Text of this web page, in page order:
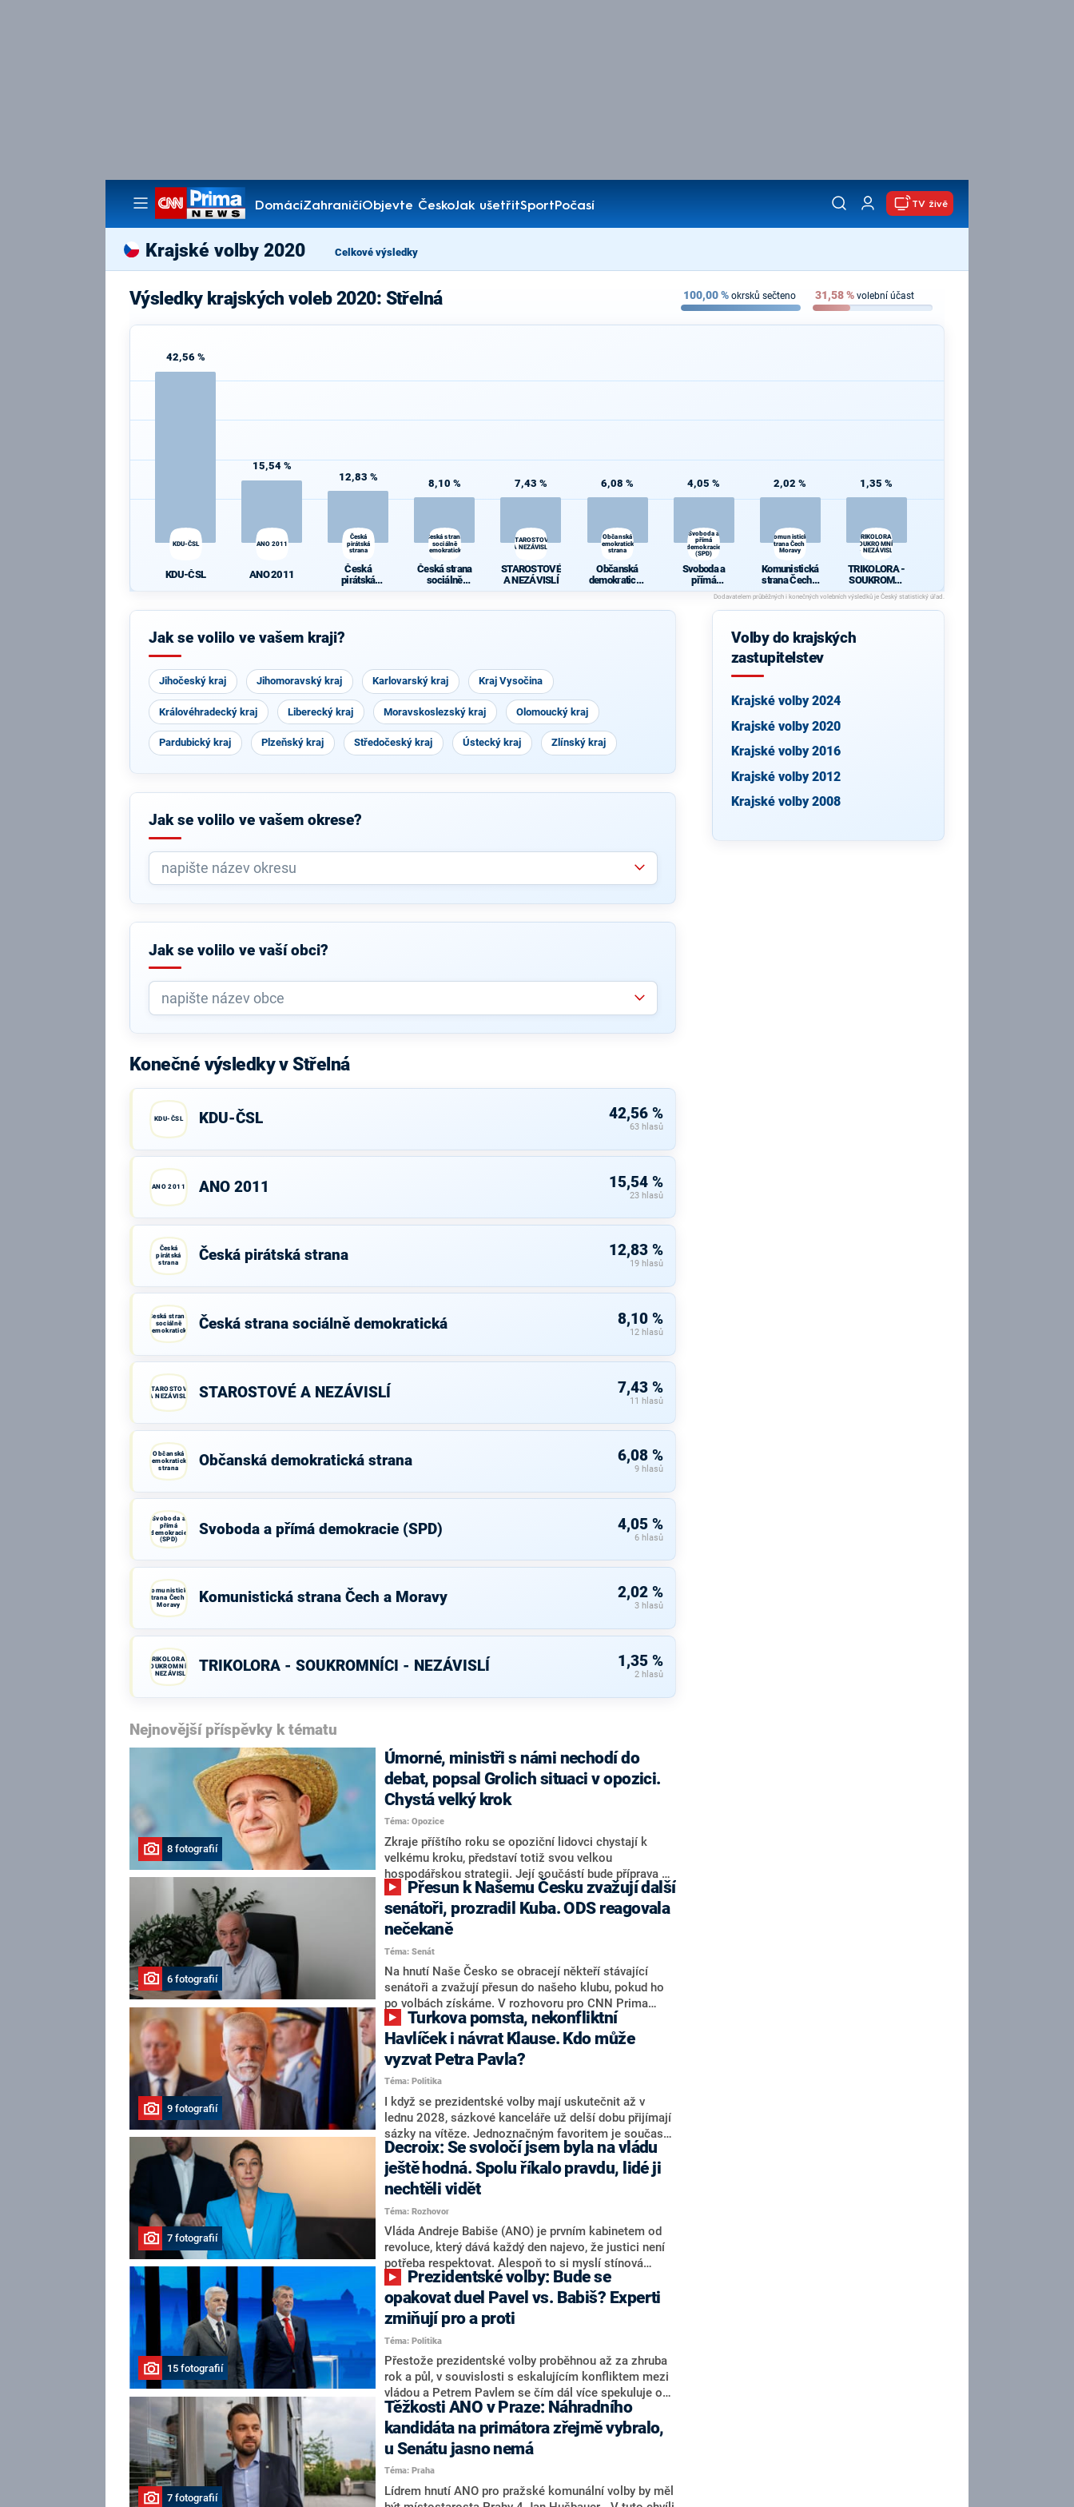
DomácíZahraničíObjevte ČeskoJak ušetřitSportPočasí
Pořady
TV živě
Krajské volby 2020 Celkové výsledky
Výsledky krajských voleb 2020: Střelná 100,00% okrsků sečteno 31,58% volební účast
42,56 %
KDU-ČSL
KDU-ČSL
15,54 %
ANO 2011
ANO 2011
12,83 %
Česká
pirátská
strana
Česká
pirátská
8,10 %
Česká strana
sociálně
demokratická
Česká strana
sociálně
7,43 %
STAROSTOVÉ
A NEZÁVISLÍ
STAROSTOVÉ
A NEZÁVISLÍ
6,08 %
Občanská
demokratická
strana
Občanská
demokratická
strana
4,05 %
Svoboda a
přímá
demokracie
(SPD)
Svoboda a
přímá
demokracie
(SPD)
2,02 %
Komunistická
strana Čech a
Moravy
Komunistická
strana Čech a
Moravy
1,35 %
TRIKOLORA -
SOUKROMNÍCI
- NEZÁVISLÍ
TRIKOLORA -
SOUKROMNÍ
CI -
NEZÁVISLÍ
Jak se volilo ve vašem kraji?
Jihočeský kraj Jihomoravský kraj Karlovarský kraj Kraj Vysočina
Královéhradecký kraj Liberecký kraj Moravskoslezský kraj Olomoucký kraj
Pardubický kraj Plzeňský kraj Středočeský kraj Ústecký kraj Zlínský kraj
Jak se volilo ve vašem okrese?
Jak se volilo ve vaší obci?
Konečné výsledky v Střelná
KDU-ČSL KDU-ČSL 42,56 %
63 hlasů
ANO 2011 ANO 2011 15,54 %
23 hlasů
Česká
pirátská
strana
Česká pirátská strana 12,83 %
19 hlasů
Česká strana
sociálně
demokratická
Česká strana sociálně demokratická 8,10 %
12 hlasů
STAROSTOVÉ
A NEZÁVISLÍ
STAROSTOVÉ A NEZÁVISLÍ 7,43 %
11 hlasů
Občanská
demokratická
strana
Občanská demokratická strana 6,08 %
9 hlasů
Svoboda a
přímá
demokracie
(SPD)
Svoboda a přímá demokracie (SPD) 4,05 %
6 hlasů
Komunistická
strana Čech a
Moravy
Komunistická strana Čech a Moravy 2,02 %
3 hlasů
TRIKOLORA -
SOUKROMNÍCI
- NEZÁVISLÍ
TRIKOLORA - SOUKROMNÍCI - NEZÁVISLÍ 1,35 %
2 hlasů
Nejnovější příspěvky k tématu
8 fotografií
Úmorné, ministři s námi nechodí do
debat, popsal Grolich situaci v opozici.
Chystá velký krok
Téma: Opozice
Zkraje příštího roku se opoziční lidovci chystají k
velkému kroku, představí totiž svou velkou
hospodářskou strategii. Její součástí bude příprava na
stárnutí populace, řekl ve středu na setkání s novináři
nový předseda lidovců Jan Grolich. Ten zároveň v
senátních volbách kandiduje ve Vyškově. Popsal i
aktivitu opozice, o níž vládní strany nebo političtí
komentátoři mluví jako o slabé a v defenzivě. „Je to
úmorná práce upozorňovat na chyby vlády. Ministři s
námi navíc nechodí do debat. Chceme ale ukazovat
svoje témata,“ odpověděl Grolich na dotaz CNN Prima
NEWS.
6 fotografií
senátoři, prozradil Kuba. ODS reagovala
nečekaně
Téma: Senát
Na hnutí Naše Česko se obracejí někteří stávající
senátoři a zvažují přesun do našeho klubu, pokud ho
po volbách získáme. V rozhovoru pro CNN Prima
NEWS to řekl zakladatel hnutí a jihočeský hejtman
Martin Kuba. Konkrétní nebyl, ale získat by takto mohl
například senátora Zdeňka Hrabu, který je dnes
součástí klubu ODS a TOP 09. Hraba to na dotaz
redakce nevyloučil. Předseda klubu senátorů ODS
Zdeněk Nytra redakci řekl, že počítá s odchodem
některých senátorů z klubu a že Naše Česko není
nepřítel, ale soupeř.
9 fotografií
Havlíček i návrat Klause. Kdo může
vyzvat Petra Pavla?
Téma: Politika
I když se prezidentské volby mají uskutečnit až v
lednu 2028, sázkové kanceláře už delší dobu přijímají
sázky na vítěze. Jednoznačným favoritem je současná
hlava státu Petr Pavel. Daleko za ním pak bookmakeři
zmiňují dva výrazné politiky ANO, tedy premiéra
Andreje Babiše a ministra průmyslu Karla Havlíčka.
Oblíbeným tipem samotných sázkařů je poslanec za
Motoristy Filip Turek. Politolog Jan Kubáček nicméně
o případné kandidatuře kohokoliv ze zmíněné trojice
značně pochybuje. Podle něj současná koalice dosud
nemá osobu, která by Pavlovi mohla konkurovat.
7 fotografií
Decroix: Se svoločí jsem byla na vládu
ještě hodná. Spolu říkalo pravdu, lidé ji
nechtěli vidět
Téma: Rozhovor
Vláda Andreje Babiše (ANO) je prvním kabinetem od
revoluce, který dává každý den najevo, že justici není
potřeba respektovat. Alespoň to si myslí stínová
ministryně spravedlnosti ODS Eva Decroix. V
rozhovoru pro CNN Prima NEWS si nebrala servítky
ohledně politického výkonu svého nástupce Jeronýma
Tejce (za ANO) či vládní zmocněnkyně pro lidská
práva Taťány Malé (ANO). Označením „svoloč“ na
adresu vlády prý byla ještě hodná. Decroix se také
vrátila k volební porážce koalice Spolu či promluvila o
hnutí Naše Česko Martina Kuby.
15 fotografií
opakovat duel Pavel vs. Babiš? Experti
zmiňují pro a proti
Téma: Politika
Přestože prezidentské volby proběhnou až za zhruba
rok a půl, v souvislosti s eskalujícím konfliktem mezi
vládou a Petrem Pavlem se čím dál více spekuluje o
tom, koho by do bitvy o Hrad mohla vyslat současná
koalice. Někteří političtí komentátoři znovu vytahují
jméno premiéra Andreje Babiše (ANO). Jak moc je
pravděpodobné, že se v prezidentských volbách 2028
bude znovu opakovat souboj z roku 2023?
7 fotografií
Těžkosti ANO v Praze: Náhradního
kandidáta na primátora zřejmě vybralo,
u Senátu jasno nemá
Téma: Praha
Lídrem hnutí ANO pro pražské komunální volby by měl
Volby do krajských
zastupitelstev
Krajské volby 2024
Krajské volby 2020
Krajské volby 2016
Krajské volby 2012
Krajské volby 2008